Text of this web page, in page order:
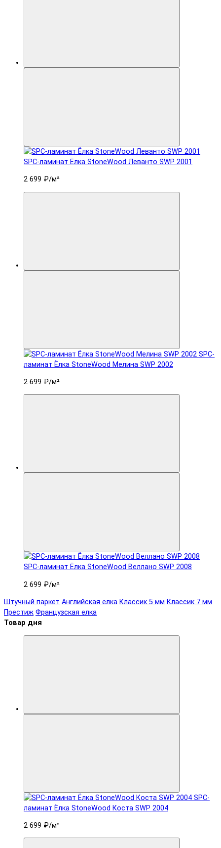
SPC-ламинат Ëлка StoneWood Леванто SWP 2001
2 699 ₽/м²
SPC-
ламинат Ëлка StoneWood Мелина SWP 2002
2 699 ₽/м²
SPC-ламинат Ëлка StoneWood Веллано SWP 2008
2 699 ₽/м²
Штучный паркет Английская елка Классик 5 мм Классик 7 мм
Престиж Французская елка
Товар дня
SPC-
ламинат Ëлка StoneWood Коста SWP 2004
2 699 ₽/м²